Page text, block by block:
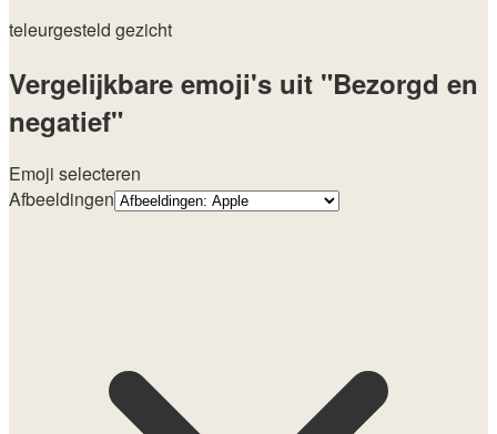
teleurgesteld gezicht
Vergelijkbare emoji's uit "Bezorgd en
negatief"
Emoji selecteren
Afbeeldingen